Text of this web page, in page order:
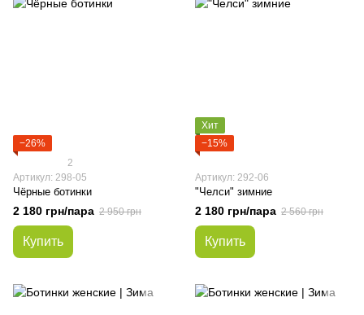
−26%
2
Артикул: 298-05
Чёрные ботинки
2 180 грн/пара 2 950 грн
Купить
Хит
−15%
Артикул: 292-06
"Челси" зимние
2 180 грн/пара 2 560 грн
Купить